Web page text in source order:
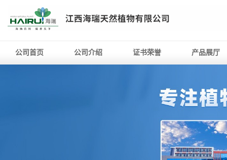
公司首页 公司介绍 证书荣誉 产品展厅